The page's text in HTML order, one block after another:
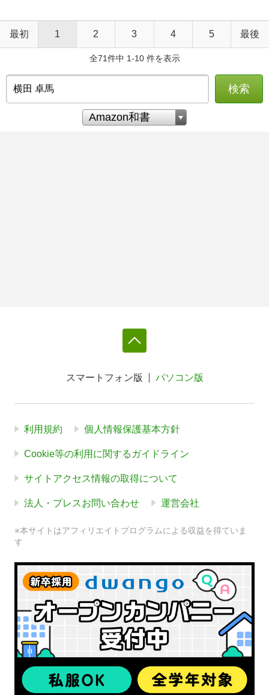
最初 1 2 3 4 5 最後
全71件中 1-10 件を表示
検索
スマートフォン版 パソコン版
利用規約 個人情報保護基本方針
Cookie等の利用に関するガイドライン
サイトアクセス情報の取得について
法人・プレスお問い合わせ 運営会社
※本サイトはアフィリエイトプログラムによる収益を得ていま
す